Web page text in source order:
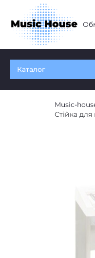
Каталог
Music-
Стійка